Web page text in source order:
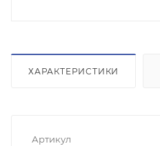
ХАРАКТЕРИСТИКИ
Артикул